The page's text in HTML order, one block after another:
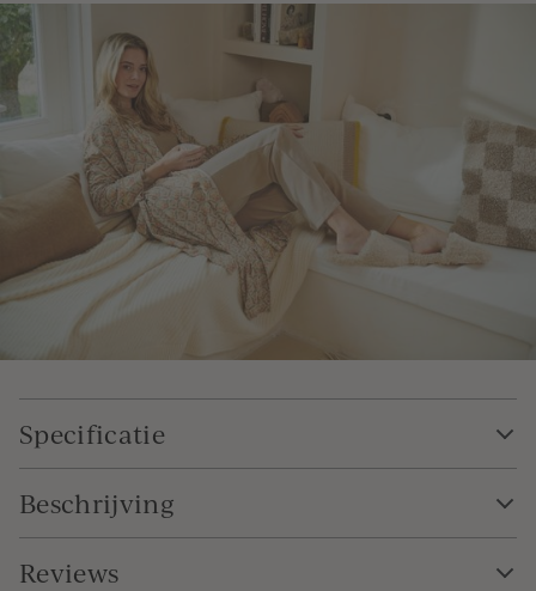
Specificatie
Beschrijving
Reviews